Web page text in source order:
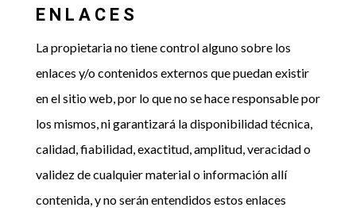
ENLACES
La propietaria no tiene control alguno sobre los
enlaces y/o contenidos externos que puedan existir
en el sitio web, por lo que no se hace responsable por
los mismos, ni garantizará la disponibilidad técnica,
calidad, fiabilidad, exactitud, amplitud, veracidad o
validez de cualquier material o información allí
contenida, y no serán entendidos estos enlaces